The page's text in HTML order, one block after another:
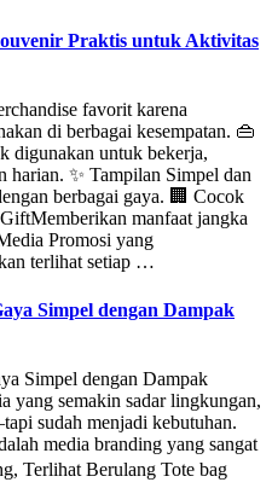
Praktis untuk Aktivitas
favorit karena
di berbagai kesempatan. 👜
digunakan untuk bekerja,
harian. ✨ Tampilan Simpel dan
berbagai gaya. 🏢 Cocok
manfaat jangka
Promosi yang
terlihat setiap …
Simpel dengan Dampak
Simpel dengan Dampak
yang semakin sadar lingkungan,
sudah menjadi kebutuhan.
media branding yang sangat
Terlihat Berulang Tote bag